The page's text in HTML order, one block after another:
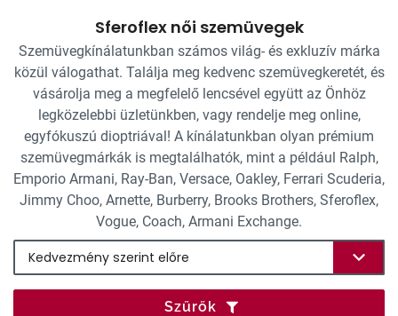
Sferoflex női szemüvegek
Szemüvegkínálatunkban számos világ- és exkluzív márka
közül válogathat. Találja meg kedvenc szemüvegkeretét, és
vásárolja meg a megfelelő lencsével együtt az Önhöz
legközelebbi üzletünkben, vagy rendelje meg online,
egyfókuszú dioptriával! A kínálatunkban olyan prémium
szemüvegmárkák is megtalálhatók, mint a például Ralph,
Emporio Armani, Ray-Ban, Versace, Oakley, Ferrari Scuderia,
Jimmy Choo, Arnette, Burberry, Brooks Brothers, Sferoflex,
Vogue, Coach, Armani Exchange.
Szűrők